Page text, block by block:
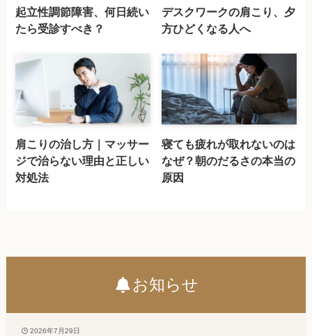
起立性調節障害、何日続い
たら受診すべき？
デスクワークの肩こり、夕
方ひどくなる人へ
肩こりの治し方｜マッサー
ジで治らない理由と正しい
対処法
寝ても疲れが取れないのは
なぜ？朝のだるさの本当の
原因
お知らせ
2026年7月29日